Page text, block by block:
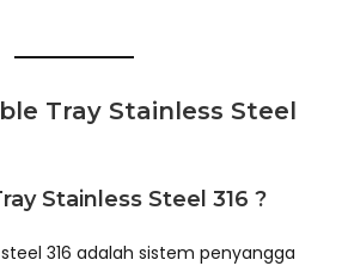
Tray Stainless Steel
Stainless Steel 316 ?
316 adalah sistem penyangga